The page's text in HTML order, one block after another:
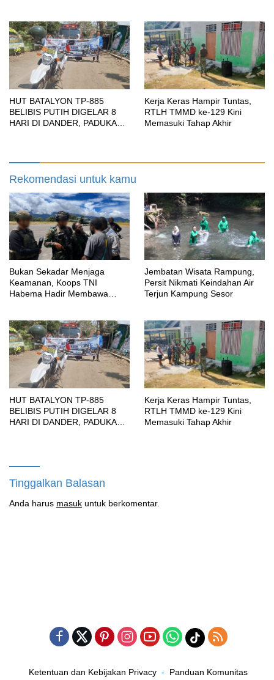
HUT BATALYON TP-885
BELIBIS PUTIH DIGELAR 8
HARI DI DANDER, PADUKAN
Kerja Keras Hampir Tuntas,
RTLH TMMD ke-129 Kini
Memasuki Tahap Akhir
Rekomendasi untuk kamu
Bukan Sekadar Menjaga
Keamanan, Koops TNI
Habema Hadir Membawa
Jembatan Wisata Rampung,
Persit Nikmati Keindahan Air
Terjun Kampung Sesor
HUT BATALYON TP-885
BELIBIS PUTIH DIGELAR 8
HARI DI DANDER, PADUKAN
Kerja Keras Hampir Tuntas,
RTLH TMMD ke-129 Kini
Memasuki Tahap Akhir
Tinggalkan Balasan
Anda harus masuk untuk berkomentar.
Ketentuan dan Kebijakan Privacy Panduan Komunitas